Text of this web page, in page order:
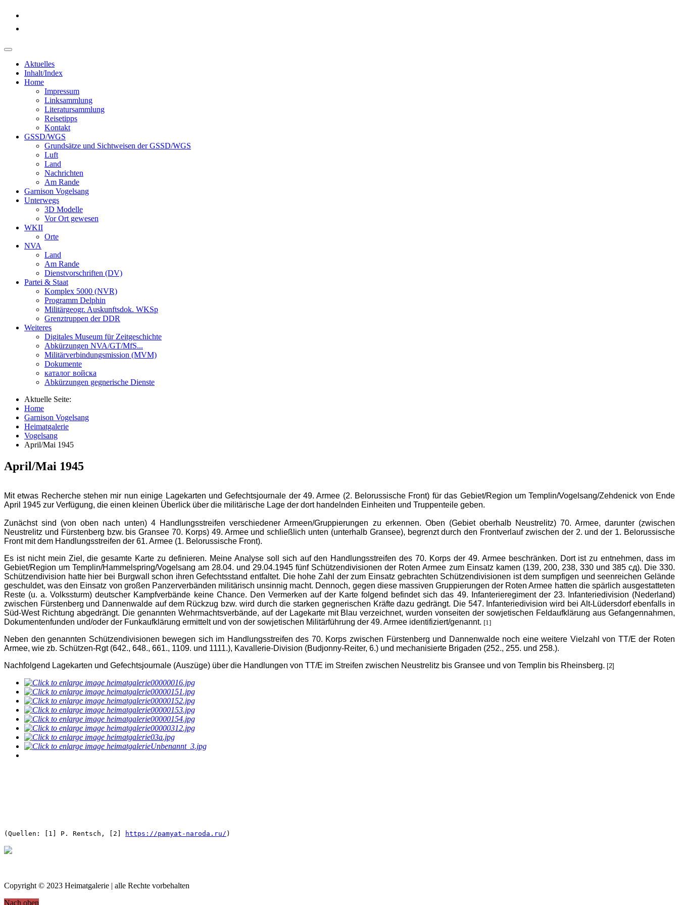
Aktuelles
Inhalt/Index
Home
Impressum
Linksammlung
Literatursammlung
Reisetipps
Kontakt
GSSD/WGS
Grundsätze und Sichtweisen der GSSD/WGS
Luft
Land
Nachrichten
Am Rande
Garnison Vogelsang
Unterwegs
3D Modelle
Vor Ort gewesen
WKII
Orte
NVA
Land
Am Rande
Dienstvorschriften (DV)
Partei & Staat
Komplex 5000 (NVR)
Programm Delphin
Militärgeogr. Auskunftsdok. WKSp
Grenztruppen der DDR
Weiteres
Digitales Museum für Zeitgeschichte
Abkürzungen NVA/GT/MfS...
Militärverbindungsmission (MVM)
Dokumente
каталог войска
Abkürzungen gegnerische Dienste
Aktuelle Seite:
Home
Garnison Vogelsang
Heimatgalerie
Vogelsang
April/Mai 1945
April/Mai 1945
Mit etwas Recherche stehen mir nun einige Lagekarten und Gefechtsjournale der 49. Armee (2. Belorussische Front) für das Gebiet/Region um Templin/Vogelsang/Zehdenick von Ende
April 1945 zur Verfügung, die einen kleinen Überlick über die militärische Lage der dort handelnden Einheiten und Truppenteile geben.
Zunächst sind (von oben nach unten) 4 Handlungsstreifen verschiedener Armeen/Gruppierungen zu erkennen. Oben (Gebiet oberhalb Neustrelitz) 70. Armee, darunter (zwischen
Neustrelitz und Fürstenberg bzw. bis Gransee 70. Korps) 49. Armee und schließlich unten (unterhalb Gransee), begrenzt durch den Frontverlauf zwischen der 2. und der 1. Belorussische
Front mit dem Handlungsstreifen der 61. Armee (1. Belorussische Front).
Es ist nicht mein Ziel, die gesamte Karte zu definieren. Meine Analyse soll sich auf den Handlungsstreifen des 70. Korps der 49. Armee beschränken. Dort ist zu entnehmen, dass im
Gebiet/Region um Templin/Hammelspring/Vogelsang am 28.04. und 29.04.1945 fünf Schützendivisionen der Roten Armee zum Einsatz kamen (139, 200, 238, 330 und 385 сд). Die 330.
Schützendivision hatte hier bei Burgwall schon ihren Gefechtsstand entfaltet. Die hohe Zahl der zum Einsatz gebrachten Schützendivisionen ist dem sumpfigen und seenreichen Gelände
geschuldet, was den Einsatz von großen Panzerverbänden militärisch unsinnig macht. Dennoch, gegen diese massiven Gruppierungen der Roten Armee hatten die spärlich ausgestatteten
Reste (u. a. Volkssturm) deutscher Kampfverbände keine Chance. Den Vermerken auf der Karte folgend befindet sich das 49. Infanterieregiment der 23. Infanteriedivision (Nederland)
zwischen Fürstenberg und Dannenwalde auf dem Rückzug bzw. wird durch die starken gegnerischen Kräfte dazu gedrängt. Die 547. Infanteriedivision wird bei Alt-Lüdersdorf ebenfalls in
Süd-West Richtung abgedrängt. Die genannten Wehrmachtsverbände, auf der Lagekarte mit Blau verzeichnet, wurden vonseiten der sowjetischen Feldaufklärung aus Gefangennahmen,
Dokumentenfunden und/oder der Funkaufklärung ermittelt und von der sowjetischen Militärführung der 49. Armee identifiziert/genannt. [1]
Neben den genannten Schützendivisionen bewegen sich im Handlungsstreifen des 70. Korps zwischen Fürstenberg und Dannenwalde noch eine weitere Vielzahl von TT/E der Roten
Armee, wie zb. Schützen-Rgt (642., 648., 661., 1109. und 1111.), Kavallerie-Division (Budjonny-Reiter, 6.) und mechanisierte Brigaden (252., 255. und 258.).
Nachfolgend Lagekarten und Gefechtsjournale (Auszüge) über die Handlungen von TT/E im Streifen zwischen Neustrelitz bis Gransee und von Templin bis Rheinsberg. [2]
(Quellen: [1] P. Rentsch, [2] https://pamyat-naroda.ru/ )
Copyright © 2023 Heimatgalerie | alle Rechte vorbehalten
Nach oben